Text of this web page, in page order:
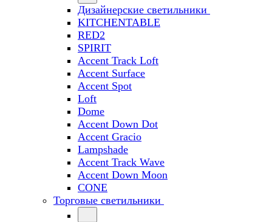
Дизайнерские светильники
KITCHENTABLE
RED2
SPIRIT
Accent Track Loft
Accent Surface
Accent Spot
Loft
Dome
Accent Down Dot
Accent Gracio
Lampshade
Accent Track Wave
Accent Down Moon
CONE
Торговые светильники